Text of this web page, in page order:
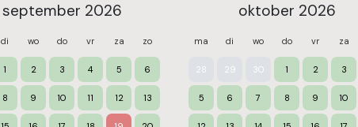
september 2026
di wo do vr za zo
1 2 3 4 5 6
8 9 10 11 12 13
oktober 2026
ma di wo do vr za
28 29 30 1 2 3
5 6 7 8 9 10